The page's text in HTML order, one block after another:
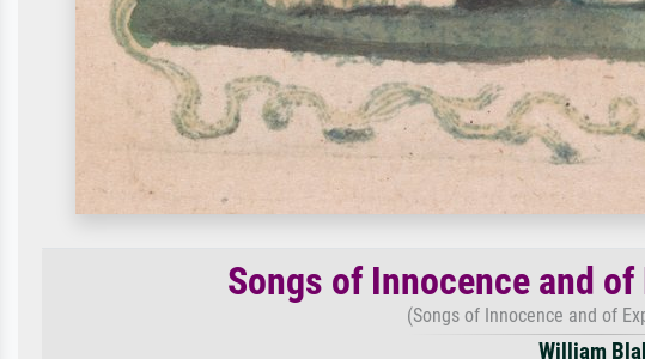
Songs of Innocence and
(Songs of Innocence and of
William